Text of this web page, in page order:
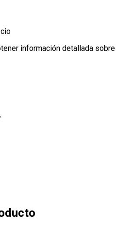
información detallada sobre